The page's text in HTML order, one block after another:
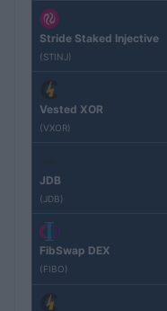
Stride Staked Injective
(STINJ)
Vested XOR
(VXOR)
JDB
(JDB)
FibSwap DEX
(FIBO)